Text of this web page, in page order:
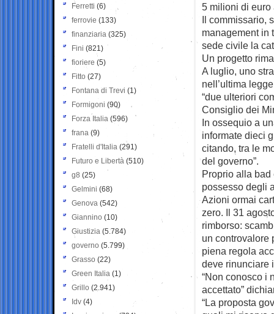
5 milioni di
Il commissario,
management in
sede civile la
Un progetto
A luglio, uno
nell’ultima
“due ulteriori
Consiglio dei
In ossequio a
informate dieci
citando, tra le
del governo”.
Proprio alla
possesso degli
Azioni ormai
zero. Il 31
rimborso:
un controvalore
piena regola
deve rinunciare
“Non conosco i
accettato”
“La proposta
Ferretti (6)
ferrovie (133)
finanziaria (325)
Fini (821)
fioriere (5)
Fitto (27)
Fontana di Trevi (1)
Formigoni (90)
Forza Italia (596)
frana (9)
Fratelli d'Italia (291)
Futuro e Libertà (510)
g8 (25)
Gelmini (68)
Genova (542)
Giannino (10)
Giustizia (5.784)
governo (5.799)
Grasso (22)
Green Italia (1)
Grillo (2.941)
Idv (4)